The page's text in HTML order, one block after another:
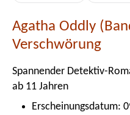
Agatha Oddly
Verschwörung
Spannender Detektiv-
ab 11 Jahren
Erscheinungsdatum: